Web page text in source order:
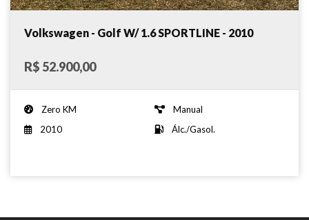
Volkswagen - Golf W/ 1.6 SPORTLINE - 2010
R$ 52.900,00
Zero KM
Manual
2010
Álc./Gasol.